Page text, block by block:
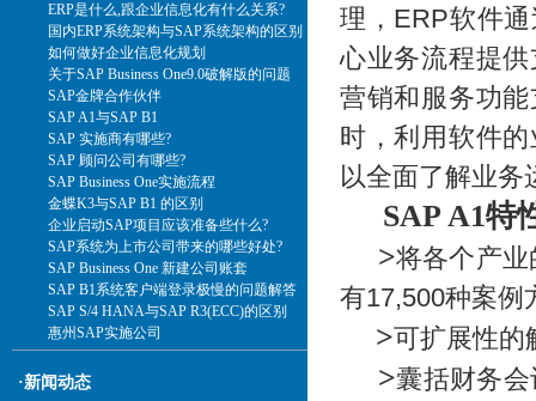
ERP是什么,跟企业信息化有什么关系?
国内ERP系统架构与SAP系统架构的区别
如何做好企业信息化规划
关于SAP Business One9.0破解版的问题
SAP金牌合作伙伴
SAP A1与SAP B1
SAP 实施商有哪些?
SAP 顾问公司有哪些?
SAP Business One实施流程
金蝶K3与SAP B1 的区别
企业启动SAP项目应该准备些什么?
SAP系统为上市公司带来的哪些好处?
SAP Business One 新建公司账套
SAP B1系统客户端登录极慢的问题解答
SAP S/4 HANA与SAP R3(ECC)的区别
惠州SAP实施公司
·新闻动态
理，ERP软件
心业务流程提
营销和服务功
时，利用软件
以全面了解业务
SAP A1特
>将各个产
有17,500种案例
>可扩展性的
>囊括财务